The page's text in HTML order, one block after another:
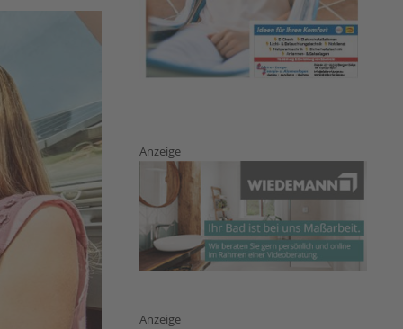
Anzeige
Anzeige